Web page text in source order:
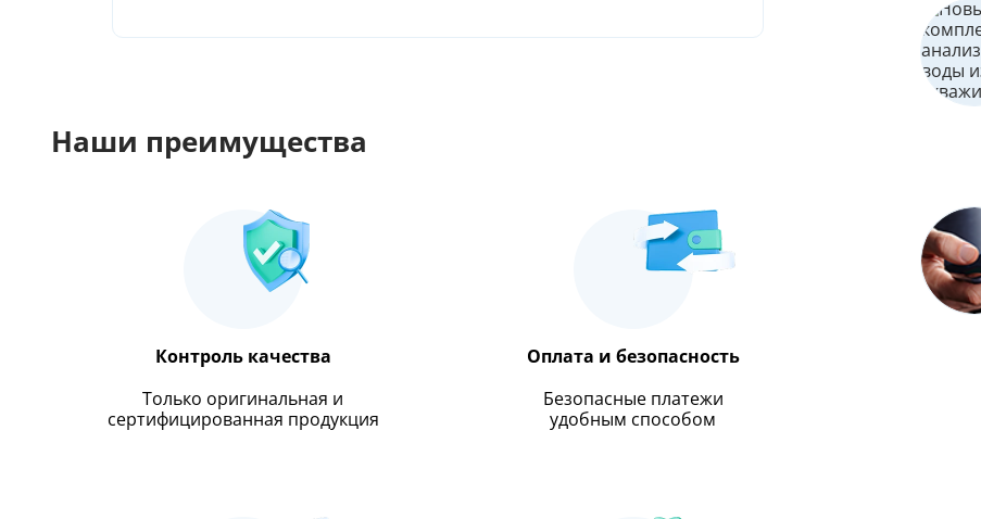
Наши преимущества
Контроль качества
Только оригинальная и
сертифицированная продукция
Оплата и безопасность
Безопасные платежи
удобным способом